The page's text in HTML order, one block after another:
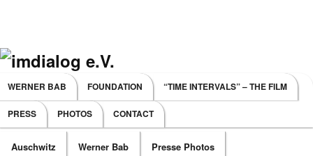
Main menu
SKIP TO PRIMARY CONTENT
SKIP TO SECONDARY CONTENT
WERNER BAB FOUNDATION “TIME INTERVALS” – THE FILM
PRESS PHOTOS CONTACT
Auschwitz Werner Bab Presse Photos